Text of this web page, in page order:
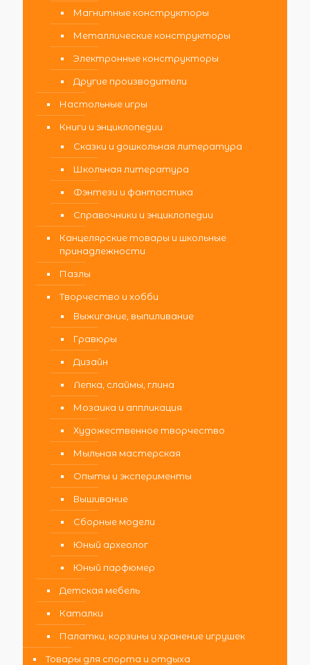
Магнитные конструкторы
Металлические конструкторы
Электронные конструкторы
Другие производители
Настольные игры
Книги и энциклопедии
Сказки и дошкольная литература
Школьная литература
Фэнтези и фантастика
Справочники и энциклопедии
Канцелярские товары и школьные
принадлежности
Пазлы
Творчество и хобби
Выжигание, выпиливание
Гравюры
Дизайн
Лепка, слаймы, глина
Мозаика и аппликация
Художественное творчество
Мыльная мастерская
Опыты и эксперименты
Вышивание
Сборные модели
Юный археолог
Юный парфюмер
Детская мебель
Каталки
Палатки, корзины и хранение игрушек
Товары для спорта и отдыха